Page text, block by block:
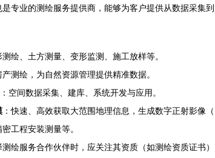
专业的测绘服务提供商，能够为客户提供从数据采集到
测绘、土方测量、变形监测、施工放样等。
产测绘，为自然资源管理提供精准数据。
：空间数据采集、建库、系统开发与应用。
：快速、高效获取大范围地理信息，生成数字正射影像
工程安装测量等。
测绘服务合作伙伴时，应关注其资质（如测绘资质证书